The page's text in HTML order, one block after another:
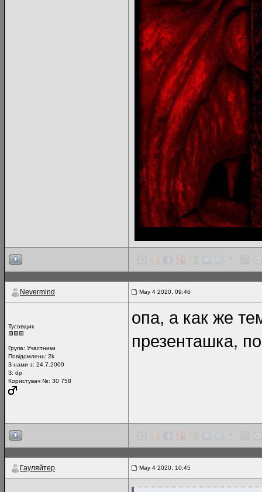
Nevermind May 4 2020, 09:46
Тусовщик
Група: Участники
Повідомлень: 2k
З нами з: 24.7.2009
З: dp
Користувач №: 30 758
опа, а как же
презенташка,
Гауляйтер May 4 2020, 10:45